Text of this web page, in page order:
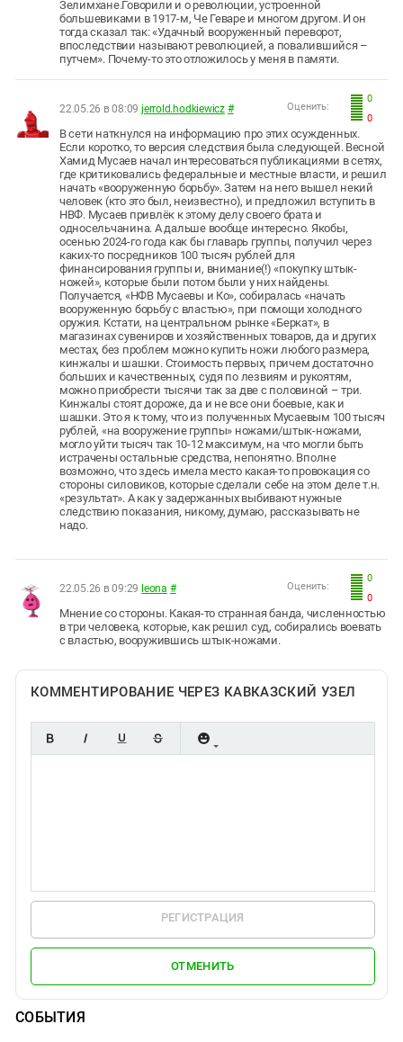
Зелимхане.Говорили и о революции, устроенной
большевиками в 1917-м, Че Геваре и многом другом. И он
тогда сказал так: «Удачный вооруженный переворот,
впоследствии называют революцией, а повалившийся –
путчем». Почему-то это отложилось у меня в памяти.
0
0
Оценить:
22.05.26 в 08:09 jerrold.hodkiewicz #
В сети наткнулся на информацию про этих осужденных.
Если коротко, то версия следствия была следующей. Весной
Хамид Мусаев начал интересоваться публикациями в сетях,
где критиковались федеральные и местные власти, и решил
начать «вооруженную борьбу». Затем на него вышел некий
человек (кто это был, неизвестно), и предложил вступить в
НВФ. Мусаев привлёк к этому делу своего брата и
односельчанина. А дальше вообще интересно. Якобы,
осенью 2024-го года как бы главарь группы, получил через
каких-то посредников 100 тысяч рублей для
финансирования группы и, внимание(!) «покупку штык-
ножей», которые были потом были у них найдены.
Получается, «НФВ Мусаевы и Ко», собиралась «начать
вооруженную борьбу с властью», при помощи холодного
оружия. Кстати, на центральном рынке «Беркат», в
магазинах сувениров и хозяйственных товаров, да и других
местах, без проблем можно купить ножи любого размера,
кинжалы и шашки. Стоимость первых, причем достаточно
больших и качественных, судя по лезвиям и рукоятям,
можно приобрести тысячи так за две с половиной – три.
Кинжалы стоят дороже, да и не все они боевые, как и
шашки. Это я к тому, что из полученных Мусаевым 100 тысяч
рублей, «на вооружение группы» ножами/штык-ножами,
могло уйти тысяч так 10-12 максимум, на что могли быть
истрачены остальные средства, непонятно. Вполне
возможно, что здесь имела место какая-то провокация со
стороны силовиков, которые сделали себе на этом деле т.н.
«результат». А как у задержанных выбивают нужные
следствию показания, никому, думаю, рассказывать не
надо.
0
0
Оценить:
22.05.26 в 09:29 leona #
Мнение со стороны. Какая-то странная банда, численностью
в три человека, которые, как решил суд, собирались воевать
с властью, вооружившись штык-ножами.
КОММЕНТИРОВАНИЕ ЧЕРЕЗ КАВКАЗСКИЙ УЗЕЛ
РЕГИСТРАЦИЯ
ОТМЕНИТЬ
СОБЫТИЯ